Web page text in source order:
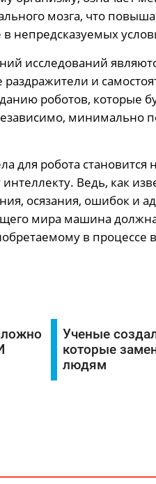
мозга, что
непредсказуемых
исследований
и
роботов, которые
минимально
для робота
Ведь, как
осязания, ошибок и
мира машина
в процессе
Ученые
которые
людям